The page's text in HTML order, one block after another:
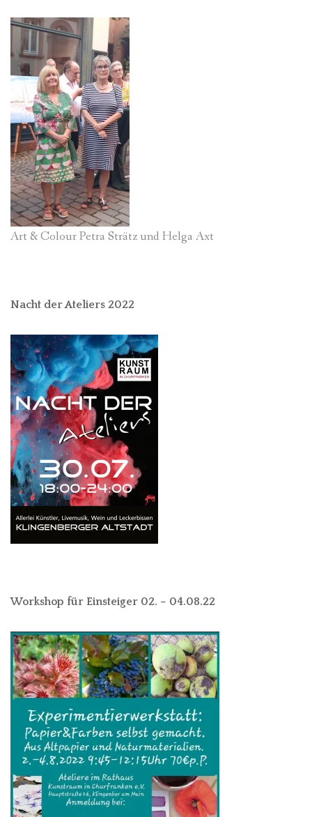
Art & Colour Petra Strätz und Helga Axt
Nacht der Ateliers 2022
Workshop für Einsteiger 02. – 04.08.22